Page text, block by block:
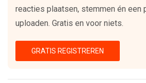
reacties plaatsen, stemmen én een
uploaden. Gratis en voor niets.
GRATIS REGISTREREN